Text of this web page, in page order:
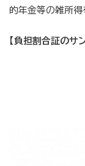
的年金等の雑所得
【負担割合証のサ